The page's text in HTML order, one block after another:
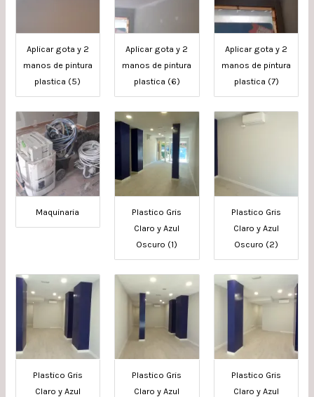
Aplicar gota y 2
manos de pintura
plastica (5)
Aplicar gota y 2
manos de pintura
plastica (6)
Aplicar gota y 2
manos de pintura
plastica (7)
Maquinaria
Plastico Gris
Claro y Azul
Oscuro (1)
Plastico Gris
Claro y Azul
Oscuro (2)
Plastico Gris
Claro y Azul
Plastico Gris
Claro y Azul
Plastico Gris
Claro y Azul